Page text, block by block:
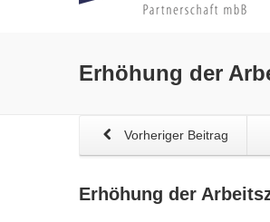
Erhöhung der
Vorheriger Beitrag
Erhöhung der